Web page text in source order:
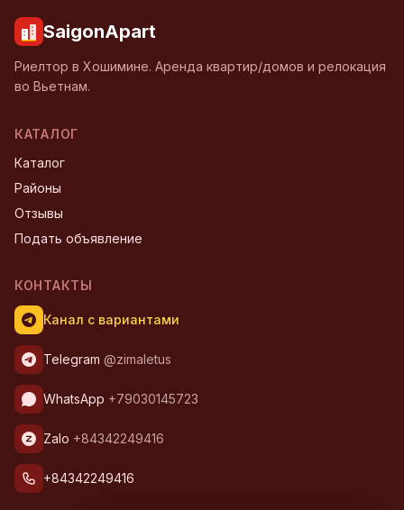
SaigonApart
Риелтор в Хошимине. Аренда квартир/домов и релокация
во Вьетнам.
КАТАЛОГ
Каталог
Районы
Отзывы
Подать объявление
КОНТАКТЫ
Канал с вариантами
Telegram @zimaletus
WhatsApp +79030145723
Zalo +84342249416
+84342249416